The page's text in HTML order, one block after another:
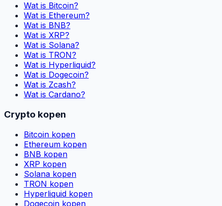
Wat is Bitcoin?
Wat is Ethereum?
Wat is BNB?
Wat is XRP?
Wat is Solana?
Wat is TRON?
Wat is Hyperliquid?
Wat is Dogecoin?
Wat is Zcash?
Wat is Cardano?
Crypto kopen
Bitcoin kopen
Ethereum kopen
BNB kopen
XRP kopen
Solana kopen
TRON kopen
Hyperliquid kopen
Dogecoin kopen